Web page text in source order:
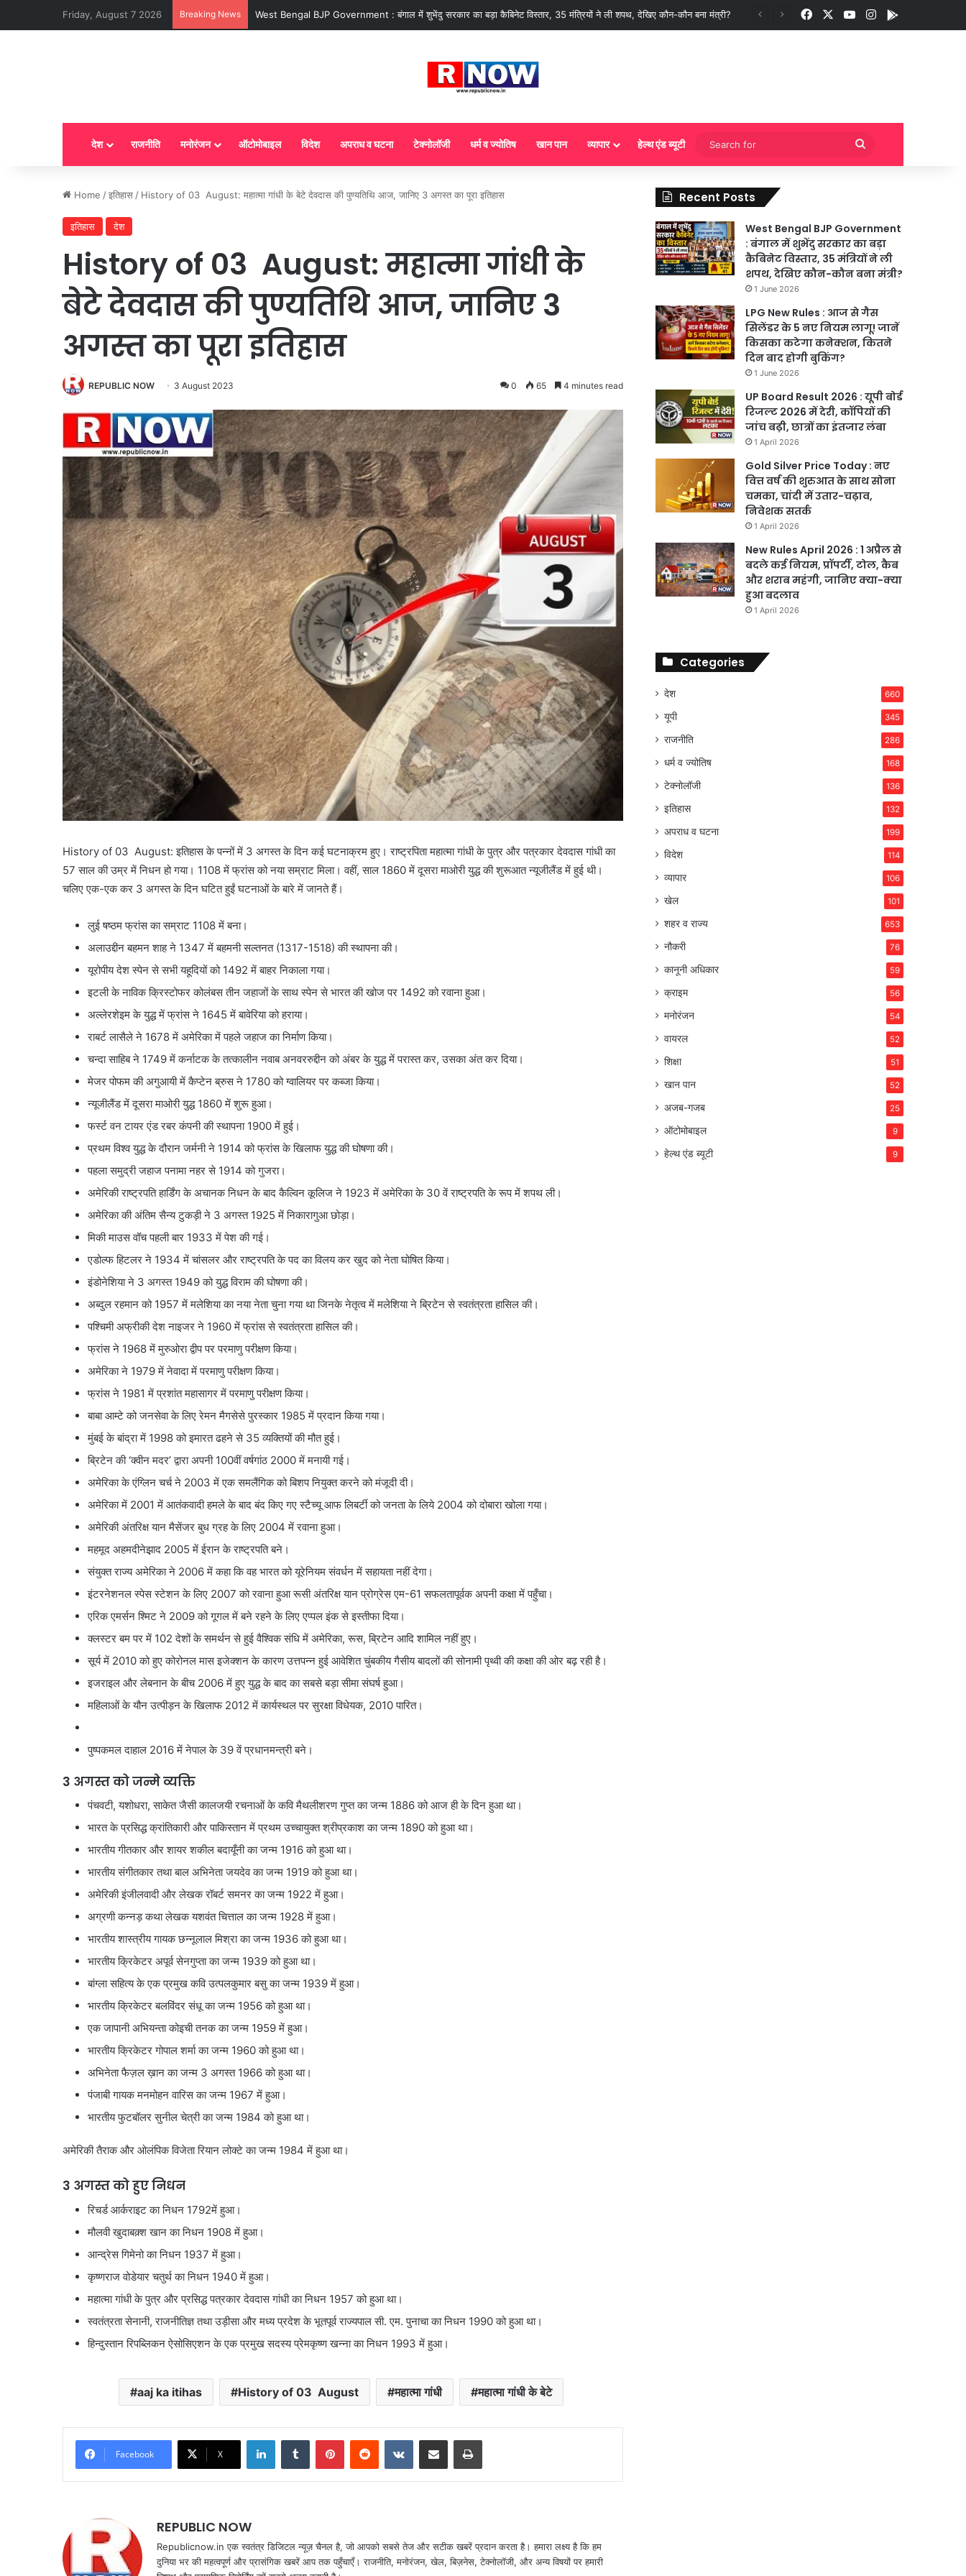
Friday, August 7 2026 Breaking News LPG New Rules : आज से गैस सिलेंडर के 5 नए नियम लागू! जानें किसका कटेगा कनेक्शन, कितने दिन बाद होगी बुकिंग? FacebookYouTubeInstagram
देश राजनीति मनोरंजन ऑटोमोबाइल विदेश अपराध व घटना टेक्नोलॉजी धर्म व ज्योतिष खान पान व्यापार हेल्थ एंड ब्यूटी
Search
for
Home /इतिहास / History of 03 August: महात्मा गांधी के बेटे देवदास की पुण्यतिथि आज, जानिए 3 अगस्त का पूरा इतिहास
इतिहास देश
History of 03 August: महात्मा गांधी के
बेटे देवदास की पुण्यतिथि आज, जानिए 3
अगस्त का पूरा इतिहास
REPUBLIC NOW 3 August 2023 0 65 4 minutes read
History of 03 August: इतिहास के पन्नों में 3 अगस्त के दिन कई घटनाक्रम हुए। राष्ट्रपिता महात्मा गांधी के पुत्र और पत्रकार देवदास गांधी का
57 साल की उम्र में निधन हो गया। 1108 में फ्रांस को नया सम्राट मिला। वहीं, साल 1860 में दूसरा माओरी युद्ध की शुरूआत न्यूजीलैंड में हुई थी।
चलिए एक-एक कर 3 अगस्त के दिन घटित हुईं घटनाओं के बारे में जानते हैं।
लुई षष्ठम फ्रांस का सम्राट 1108 में बना।
अलाउद्दीन बहमन शाह ने 1347 में बहमनी सल्तनत (1317-1518) की स्थापना की।
यूरोपीय देश स्पेन से सभी यहूदियों को 1492 में बाहर निकाला गया।
इटली के नाविक क्रिस्टोफर कोलंबस तीन जहाजों के साथ स्पेन से भारत की खोज पर 1492 को रवाना हुआ।
अल्लेरशेइम के युद्ध में फ्रांस ने 1645 में बावेरिया को हराया।
राबर्ट लासैले ने 1678 में अमेरिका में पहले जहाज का निर्माण किया।
चन्दा साहिब ने 1749 में कर्नाटक के तत्कालीन नवाब अनवररुद्दीन को अंबर के युद्ध में परास्त कर, उसका अंत कर दिया।
मेजर पोफम की अगुआयी में कैप्टेन ब्रुस ने 1780 को ग्वालियर पर कब्जा किया।
न्यूजीलैंड में दूसरा माओरी युद्ध 1860 में शुरू हुआ।
फर्स्ट वन टायर एंड रबर कंपनी की स्थापना 1900 में हुई।
प्रथम विश्व युद्ध के दौरान जर्मनी ने 1914 को फ्रांस के खिलाफ युद्ध की घोषणा की।
पहला समुद्री जहाज पनामा नहर से 1914 को गुजरा।
अमेरिकी राष्ट्रपति हार्डिंग के अचानक निधन के बाद कैल्विन कूलिज ने 1923 में अमेरिका के 30 वें राष्ट्रपति के रूप में शपथ ली।
अमेरिका की अंतिम सैन्य टुकड़ी ने 3 अगस्त 1925 में निकारागुआ छोड़ा।
मिकी माउस वॉच पहली बार 1933 में पेश की गई।
एडोल्फ हिटलर ने 1934 में चांसलर और राष्ट्रपति के पद का विलय कर खुद को नेता घोषित किया।
इंडोनेशिया ने 3 अगस्त 1949 को युद्ध विराम की घोषणा की।
अब्दुल रहमान को 1957 में मलेशिया का नया नेता चुना गया था जिनके नेतृत्व में मलेशिया ने ब्रिटेन से स्वतंत्रता हासिल की।
पश्चिमी अफ्रीकी देश नाइजर ने 1960 में फ्रांस से स्वतंत्रता हासिल की।
फ्रांस ने 1968 में मुरुओरा द्वीप पर परमाणु परीक्षण किया।
अमेरिका ने 1979 में नेवादा में परमाणु परीक्षण किया।
फ्रांस ने 1981 में प्रशांत महासागर में परमाणु परीक्षण किया।
बाबा आम्टे को जनसेवा के लिए रेमन मैगसेसे पुरस्कार 1985 में प्रदान किया गया।
मुंबई के बांद्रा में 1998 को इमारत ढहने से 35 व्यक्तियों की मौत हुई।
ब्रिटेन की ‘क्वीन मदर’ द्वारा अपनी 100वीं वर्षगांठ 2000 में मनायी गई।
अमेरिका के एंग्लिन चर्च ने 2003 में एक समलैंगिक को बिशप नियुक्त करने को मंजूदी दी।
अमेरिका में 2001 में आतंकवादी हमले के बाद बंद किए गए स्टैच्यू आफ लिबर्टी को जनता के लिये 2004 को दोबारा खोला गया।
अमेरिकी अंतरिक्ष यान मैसेंजर बुध ग्रह के लिए 2004 में रवाना हुआ।
महमूद अहमदीनेझ़ाद 2005 में ईरान के राष्ट्रपति बने।
संयुक्त राज्य अमेरिका ने 2006 में कहा कि वह भारत को यूरेनियम संवर्धन में सहायता नहीं देगा।
इंटरनेशनल स्पेस स्टेशन के लिए 2007 को रवाना हुआ रूसी अंतरिक्ष यान प्रोग्रेस एम-61 सफलतापूर्वक अपनी कक्षा में पहुँचा।
एरिक एमर्सन श्मिट ने 2009 को गूगल में बने रहने के लिए एप्पल इंक से इस्तीफा दिया।
क्लस्टर बम पर में 102 देशों के समर्थन से हुई वैश्विक संधि में अमेरिका, रूस, ब्रिटेन आदि शामिल नहीं हुए।
सूर्य में 2010 को हुए कोरोनल मास इजेक्शन के कारण उत्तपन्न हुई आवेशित चुंबकीय गैसीय बादलों की सोनामी पृथ्वी की कक्षा की ओर बढ़ रही है।
इजराइल और लेबनान के बीच 2006 में हुए युद्ध के बाद का सबसे बड़ा सीमा संघर्ष हुआ।
महिलाओं के यौन उत्पीड़न के खिलाफ 2012 में कार्यस्थल पर सुरक्षा विधेयक, 2010 पारित।
पुष्पकमल दाहाल 2016 में नेपाल के 39 वें प्रधानमन्त्री बने।
3 अगस्त को जन्मे व्यक्ति
पंचवटी, यशोधरा, साकेत जैसी कालजयी रचनाओं के कवि मैथलीशरण गुप्त का जन्‍म 1886 को आज ही के दिन हुआ था।
भारत के प्रसिद्ध क्रांतिकारी और पाकिस्तान में प्रथम उच्चायुक्त श्रीप्रकाश का जन्म 1890 को हुआ था।
भारतीय गीतकार और शायर शकील बदायूँनी का जन्म 1916 को हुआ था।
भारतीय संगीतकार तथा बाल अभिनेता जयदेव का जन्म 1919 को हुआ था।
अमेरिकी इंजीलवादी और लेखक रॉबर्ट समनर का जन्म 1922 में हुआ।
अग्रणी कन्नड़ कथा लेखक यशवंत चित्ताल का जन्म 1928 में हुआ।
भारतीय शास्त्रीय गायक छन्नूलाल मिश्रा का जन्म 1936 को हुआ था।
भारतीय क्रिकेटर अपूर्व सेनगुप्ता का जन्म 1939 को हुआ था।
बांग्ला सहित्य के एक प्रमुख कवि उत्पलकुमार बसु का जन्म 1939 में हुआ।
भारतीय क्रिकेटर बलविंदर संधू का जन्म 1956 को हुआ था।
एक जापानी अभियन्ता कोइची तनक का जन्म 1959 में हुआ।
भारतीय क्रिकेटर गोपाल शर्मा का जन्म 1960 को हुआ था।
अभिनेता फैज़ल ख़ान का जन्म 3 अगस्त 1966 को हुआ था।
पंजाबी गायक मनमोहन वारिस का जन्म 1967 में हुआ।
भारतीय फुटबॉलर सुनील चेत्री का जन्म 1984 को हुआ था।
अमेरिकी तैराक और ओलंपिक विजेता रियान लोक्‍टे का जन्‍म 1984 में हुआ था।
3 अगस्त को हुए निधन
रिचर्ड आर्कराइट का निधन 1792में हुआ।
मौलवी खुदाबक़्श खान का निधन 1908 में हुआ।
आन्द्रेस गिमेनो का निधन 1937 में हुआ।
कृष्णराज वोडेयार चतुर्थ का निधन 1940 में हुआ।
महात्मा गांधी के पुत्र और प्रसिद्ध पत्रकार देवदास गांधी का निधन 1957 को हुआ था।
स्वतंत्रता सेनानी, राजनीतिज्ञ तथा उड़ीसा और मध्य प्रदेश के भूतपूर्व राज्यपाल सी. एम. पुनाचा का निधन 1990 को हुआ था।
हिन्दुस्तान रिपब्लिकन ऐसोसिएशन के एक प्रमुख सदस्य प्रेमकृष्ण खन्ना का निधन 1993 में हुआ।
aaj ka itihas History of 03 August महात्मा गांधी महात्मा गांधी के बेटे
Facebook X
LinkedInTumblr PinterestReddit VKontakteShare via Email Print
REPUBLIC NOW
Republicnow.in एक स्वतंत्र डिजिटल न्यूज़ चैनल है, जो आपको सबसे तेज और सटीक खबरें प्रदान करता है। हमारा लक्ष्य है कि हम
दुनिया भर की महत्वपूर्ण और प्रासंगिक खबरें आप तक पहुँचाएँ। राजनीति, मनोरंजन, खेल, बिज़नेस, टेक्नोलॉजी, और अन्य विषयों पर हमारी
Recent Posts
West Bengal BJP Government
: बंगाल में शुभेंदु सरकार का बड़ा
कैबिनेट विस्तार, 35 मंत्रियों ने ली
शपथ, देखिए कौन-कौन बना मंत्री?
1 June 2026
LPG New Rules : आज से गैस
सिलेंडर के 5 नए नियम लागू! जानें
किसका कटेगा कनेक्शन, कितने
दिन बाद होगी बुकिंग?
1 June 2026
UP Board Result 2026 : यूपी बोर्ड
रिजल्ट 2026 में देरी, कॉपियों की
जांच बढ़ी, छात्रों का इंतजार लंबा
1 April 2026
Gold Silver Price Today : नए
वित्त वर्ष की शुरुआत के साथ सोना
चमका, चांदी में उतार-चढ़ाव,
निवेशक सतर्क
1 April 2026
New Rules April 2026 : 1 अप्रैल से
बदले कई नियम, प्रॉपर्टी, टोल, कैब
और शराब महंगी, जानिए क्या-क्या
हुआ बदलाव
1 April 2026
Categories
देश 660
यूपी 345
राजनीति 286
धर्म व ज्योतिष 168
टेक्नोलॉजी 136
इतिहास 132
अपराध व घटना 199
विदेश 114
व्यापार 106
खेल 101
शहर व राज्य 653
नौकरी 76
कानूनी अधिकार 59
क्राइम 56
मनोरंजन 54
वायरल 52
शिक्षा 51
खान पान 52
अजब-गजब 25
ऑटोमोबाइल 9
हेल्थ एंड ब्यूटी 9